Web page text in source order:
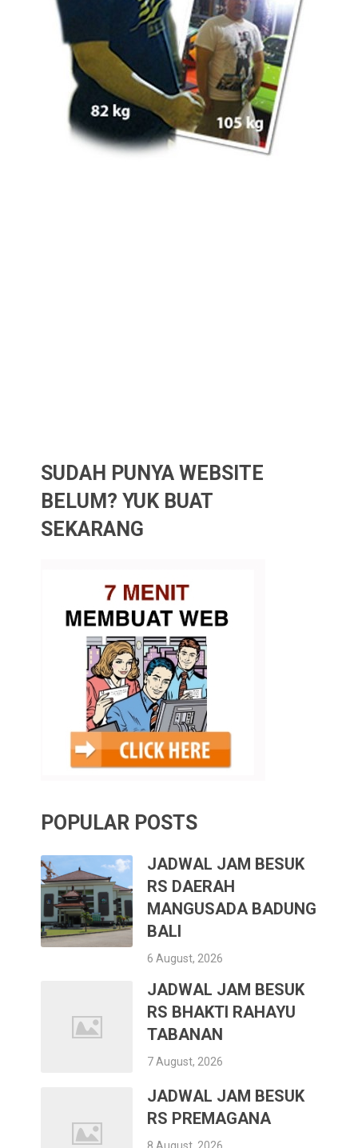
SUDAH PUNYA WEBSITE
BELUM? YUK BUAT
SEKARANG
POPULAR POSTS
JADWAL JAM BESUK
RS DAERAH
MANGUSADA BADUNG
BALI
6 August, 2026
JADWAL JAM BESUK
RS BHAKTI RAHAYU
TABANAN
7 August, 2026
JADWAL JAM BESUK
RS PREMAGANA